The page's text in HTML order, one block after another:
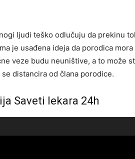
ljudi teško odlučuju da prekinu
je usađena ideja da porodica
veze budu neuništive, a to može
distancira od člana porodice.
Saveti lekara 24h